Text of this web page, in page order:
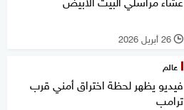
l 26 أبريل 2026
عالم
فيديو يظهر لحظة اختراق أمني قرب
ترامب